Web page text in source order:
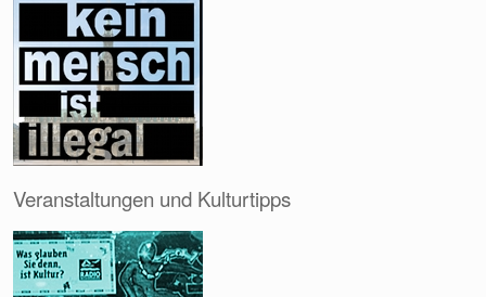
Veranstaltungen und Kulturtipps